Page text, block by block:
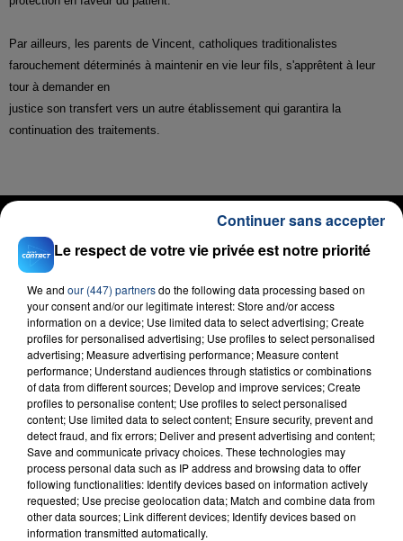
Par ailleurs, les parents de Vincent, catholiques traditionalistes
farouchement déterminés à maintenir en vie leur fils, s'apprêtent à leur
tour à demander en
justice son transfert vers un autre établissement qui garantira la
continuation des traitements.
Break My Heart
DUA LIPA
RADIO CONTACT
FIL D'ACTU
Le respect de votre vie privée est notre priorité
We and our (447) partnersdo the following data processing based on
your consent and/or our legitimate interest: Store and/or access
information on a device; Use limited data to select advertising; Create
profiles for personalised advertising; Use profiles to select personalised
advertising; Measure advertising performance; Measure content
performance; Understand audiences through statistics or combinations
of data from different sources; Develop and improve services; Create
profiles to personalise content; Use profiles to select personalised
content; Use limited data to select content; Ensure security, prevent and
detect fraud, and fix errors; Deliver and present advertising and content;
Save and communicate privacy choices. These technologies may
process personal data such as IP address and browsing data to offer
following functionalities: Identify devices based on information actively
requested; Use precise geolocation data; Match and combine data from
other data sources; Link different devices; Identify devices based on
information transmitted automatically.
Continuer sans accepter